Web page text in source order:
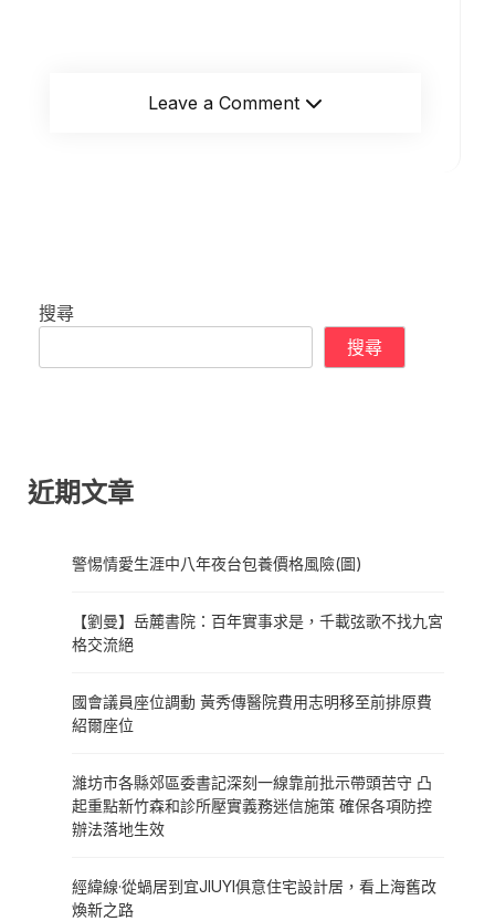
Leave a Comment
搜尋
搜尋
近期文章
警惕情愛生涯中八年夜台包養價格風險(圖)
【劉曼】岳麓書院：百年實事求是，千載弦歌不找九宮
格交流絕
國會議員座位調動 黃秀傳醫院費用志明移至前排原費
紹爾座位
濰坊市各縣郊區委書記深刻一線靠前批示帶頭苦守 凸
起重點新竹森和診所壓實義務迷信施策 確保各項防控
辦法落地生效
經緯線·從蝸居到宜JIUYI俱意住宅設計居，看上海舊改
煥新之路